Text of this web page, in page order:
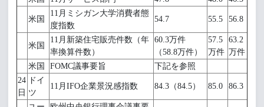
米国
11月ミシガン大学消費者態
度指数
54.7 55.5 56.8
米国
11月新築住宅販売件数（年
率換算件数）
60.3万件
（58.8万件）
57.5
万件
63.2
万件
米国
FOMC議事要旨
下記を参照
24
日
ドイ
ツ
11月IFO企業景況感指数 84.3（84.5） 85.0 86.3